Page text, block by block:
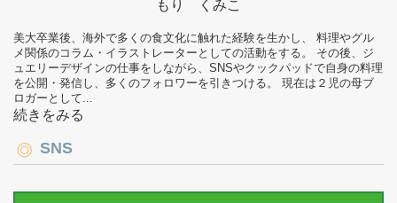
もり くみこ
美大卒業後、海外で多くの食文化に触れた経験を生かし、 料理やグル
メ関係のコラム・イラストレーターとしての活動をする。 その後、ジ
ュエリーデザインの仕事をしながら、SNSやクックパッドで自身の料理
を公開・発信し、多くのフォロワーを引きつける。 現在は２児の母ブ
ロガーとして...
続きをみる
SNS